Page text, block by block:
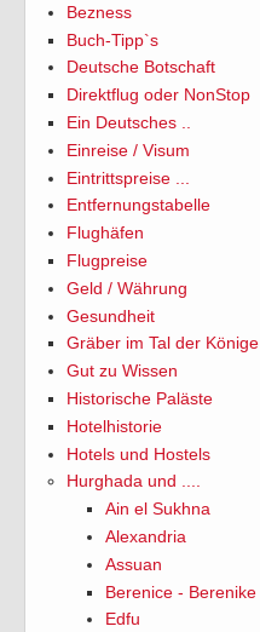
Bezness
Buch-Tipp`s
Deutsche Botschaft
Direktflug oder NonStop
Ein Deutsches ..
Einreise / Visum
Eintrittspreise ...
Entfernungstabelle
Flughäfen
Flugpreise
Geld / Währung
Gesundheit
Gräber im Tal der Könige
Gut zu Wissen
Historische Paläste
Hotelhistorie
Hotels und Hostels
Hurghada und ....
Ain el Sukhna
Alexandria
Assuan
Berenice - Berenike
Edfu